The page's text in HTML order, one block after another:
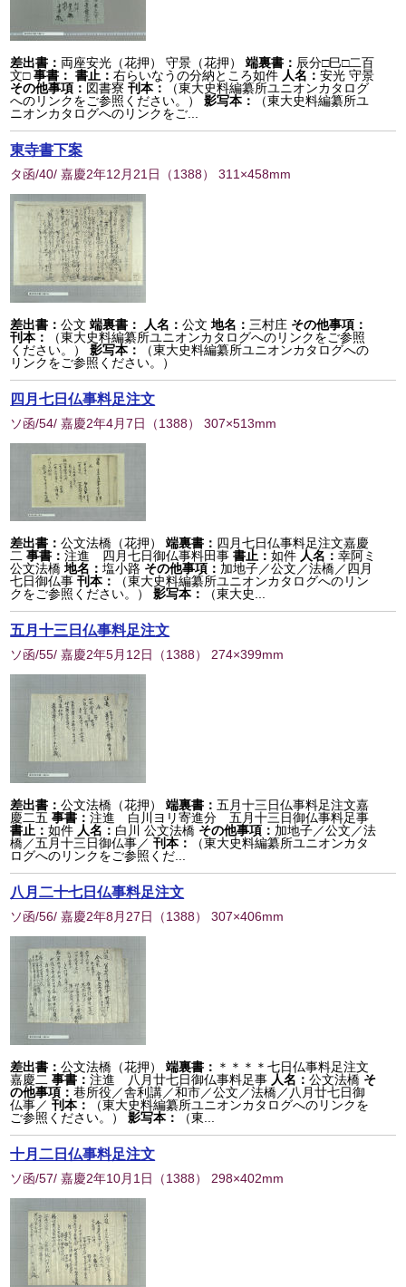
差出書： 両座安光（花押） 守景（花押） 端裏書： 辰分□巳□二百
文□ 事書： 書止：右らいなうの分納ところ如件 人名：安光 守景
その他事項： 図書寮 刊本：
（東大史料編纂所ユニオンカタログ
へのリンクをご参照ください。）
影写本：
（東大史料編纂所ユ
ニオンカタログへのリンクをご...
東寺書下案
タ函/40/ 嘉慶2年12月21日 （1388） 311×458mm
差出書：公文 端裏書： 人名：公文 地名： 三村庄 その他事項：
刊本：
（東大史料編纂所ユニオンカタログへのリンクをご参照
ください。）
影写本：
（東大史料編纂所ユニオンカタログへの
リンクをご参照ください。）
四月七日仏事料足注文
ソ函/54/ 嘉慶2年4月7日 （1388） 307×513mm
差出書：公文法橋（花押） 端裏書： 四月七日仏事料足注文嘉慶
二 事書：注進 四月七日御仏事料田事 書止：如件 人名：幸阿ミ
公文法橋 地名：塩小路 その他事項： 加地子／公文／法橋／四月
七日御仏事刊本：
（東大史料編纂所ユニオンカタログへのリン
クをご参照ください。）
影写本： （東大史...
五月十三日仏事料足注文
ソ函/55/ 嘉慶2年5月12日 （1388） 274×399mm
差出書：公文法橋（花押） 端裏書：五月十三日仏事料足注文嘉
慶二五 事書：注進 白川ヨリ寄進分 五月十三日御仏事料足事
書止：如件 人名： 白川 公文法橋 その他事項： 加地子／公文／法
橋／五月十三日御仏事／ 刊本：
（東大史料編纂所ユニオンカタ
ログへのリンクをご参照くだ...
八月二十七日仏事料足注文
ソ函/56/ 嘉慶2年8月27日 （1388） 307×406mm
差出書：公文法橋（花押） 端裏書： ＊＊＊＊七日仏事料足注文
嘉慶二 事書：注進 八月廿七日御仏事料足事 人名：公文法橋 そ
の他事項：巷所役／舎利講／和市／公文／法橋／八月廿七日御
仏事／ 刊本：
（東大史料編纂所ユニオンカタログへのリンクを
ご参照ください。）
影写本： （東...
十月二日仏事料足注文
ソ函/57/ 嘉慶2年10月1日 （1388） 298×402mm